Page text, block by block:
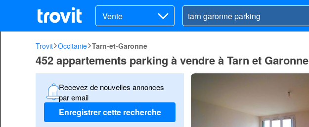
Vente
Trovit Occitanie Tarn-et-Garonne
452 appartements parking à vendre à Tarn et Garonne
Recevez de nouvelles annonces
par email
Enregistrer cette recherche